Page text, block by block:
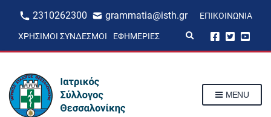
2310262300 grammatia@isth.gr ΕΠΙΚΟΙΝΩΝΊΑ
ΧΡΉΣΙΜΟΙ ΣΎΝΔΕΣΜΟΙ ΕΦΗΜΕΡΊΕΣ
p
MENU